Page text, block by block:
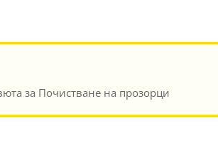
за Почистване на прозорци